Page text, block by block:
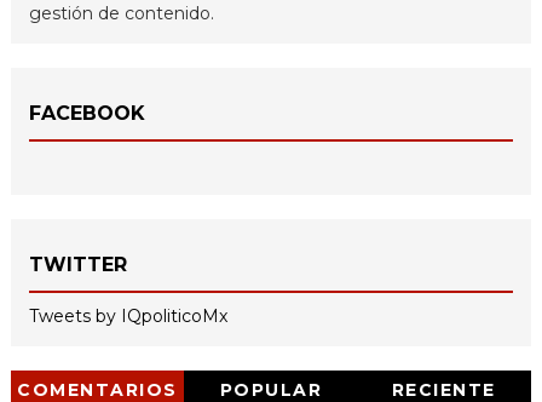
gestión de contenido.
FACEBOOK
TWITTER
Tweets by IQpoliticoMx
COMENTARIOS POPULAR RECIENTE